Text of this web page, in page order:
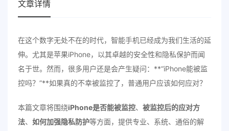
文章详情
在这个数字无处不在的时代，智能手机已经成为我们生活的延
伸。尤其是苹果iPhone，以其卓越的安全性和隐私保护而闻
名于世。然而，很多用户还是会产生疑问：**“iPhone能被监
控吗？”**如果真的不幸被监控了，普通用户应该如何应对？
本篇文章将围绕iPhone是否能被监控、 被监控后的应对方
法、 如何加强隐私防护等方面，提供专业、系统、通俗的解